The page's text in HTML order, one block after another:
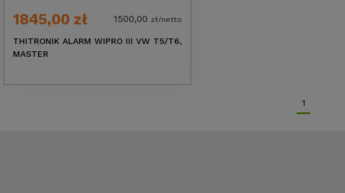
1845,00 zł 1500,00 zł/netto
THITRONIK ALARM WIPRO III VW T5/T6,
MASTER
1